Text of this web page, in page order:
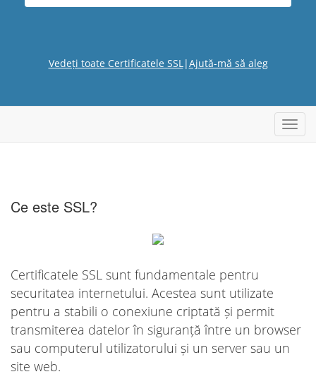
Vedeți toate Certificatele SSL |Ajută-mă să aleg
Ce este SSL?
Certificatele SSL sunt fundamentale pentru
securitatea internetului. Acestea sunt utilizate
pentru a stabili o conexiune criptată și permit
transmiterea datelor în siguranță între un browser
sau computerul utilizatorului și un server sau un
site web.